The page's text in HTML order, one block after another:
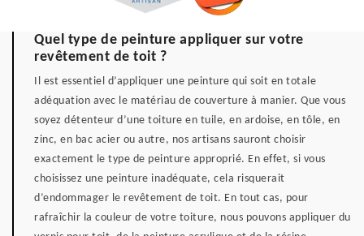
Quel type de peinture appliquer sur votre
revêtement de toit ?
Il est essentiel d’appliquer une peinture qui soit en totale
adéquation avec le matériau de couverture à manier. Que vous
soyez détenteur d’une toiture en tuile, en ardoise, en tôle, en
zinc, en bac acier ou autre, nos artisans sauront choisir
exactement le type de peinture approprié. En effet, si vous
choisissez une peinture inadéquate, cela risquerait
d’endommager le revêtement de toit. En tout cas, pour
rafraîchir la couleur de votre toiture, nous pouvons appliquer du